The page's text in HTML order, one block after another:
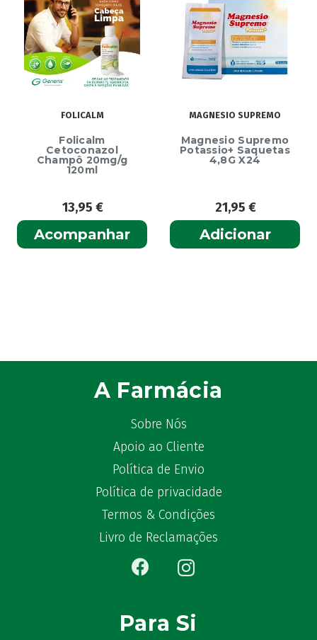
FOLICALM
Folicalm
Cetoconazol
Champô 20mg/g
120ml
13,95€
Acompanhar
MAGNESIO SUPREMO
Magnesio Supremo
Potassio+ Saquetas
4,8G X24
21,95€
Adicionar
A Farmácia
Sobre Nós
Apoio ao Cliente
Política de Envio
Política de privacidade
Termos & Condições
Livro de Reclamações
Para Si